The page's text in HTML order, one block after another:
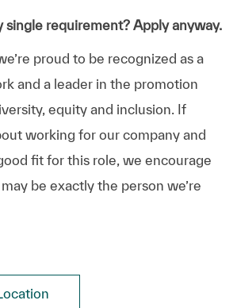
single requirement? Apply anyway.
proud to be recognized as a
and a leader in the promotion
equity and inclusion. If
working for our company and
fit for this role, we encourage
be exactly the person we’re